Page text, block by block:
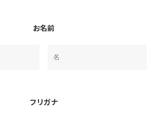
お名前
フリガナ